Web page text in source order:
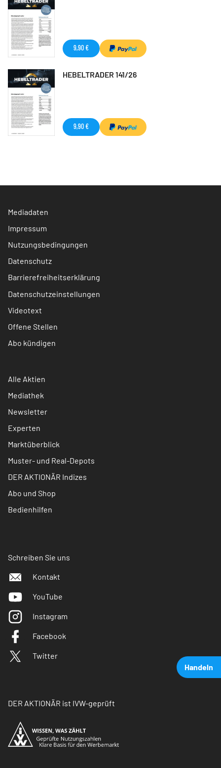
Handeln
9,90 €
HEBELTRADER 141/26
9,90 €
Mediadaten
Impressum
Nutzungsbedingungen
Datenschutz
Barrierefreiheitserklärung
Datenschutzeinstellungen
Videotext
Offene Stellen
Abo kündigen
Alle Aktien
Mediathek
Newsletter
Experten
Marktüberblick
Muster- und Real-Depots
DER AKTIONÄR Indizes
Abo und Shop
Bedienhilfen
Schreiben Sie uns
Kontakt
YouTube
Instagram
Facebook
Twitter
DER AKTIONÄR ist IVW-geprüft